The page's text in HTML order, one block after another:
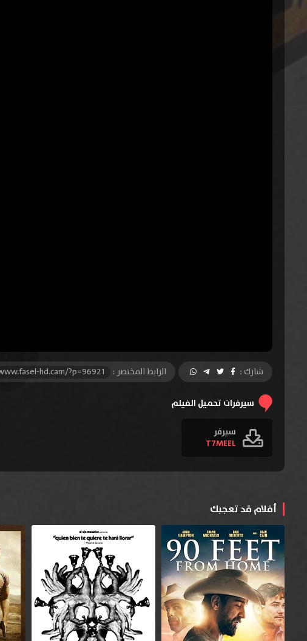
شارك : الرابط المختصر : hd.cam/?p=96921
سيرفرات تحميل الفيلم
سيرفر
T7MEEL
أفلام قد تعجبك